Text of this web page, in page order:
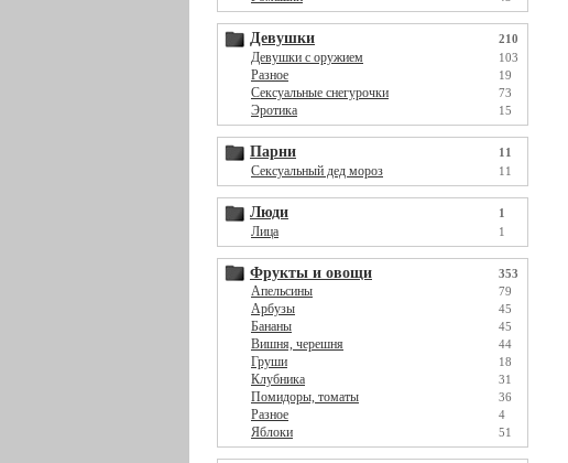
Девушки 210
Девушки с оружием 103
Разное 19
Сексуальные снегурочки 73
Эротика 15
Парни 11
Сексуальный дед мороз 11
Люди 1
Лица 1
Фрукты и овощи 353
Апельсины 79
Арбузы 45
Бананы 45
Вишня, черешня 44
Груши 18
Клубника 31
Помидоры, томаты 36
Разное 4
Яблоки 51